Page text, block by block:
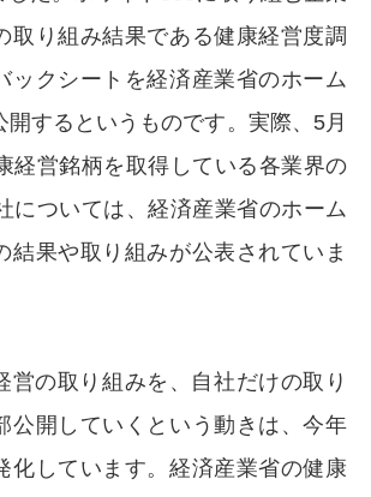
取り組み結果である健康経営度調
ックシートを経済産業省のホーム
開するというものです。実際、5月
経営銘柄を取得している各業界の
については、経済産業省のホーム
結果や取り組みが公表されていま
営の取り組みを、自社だけの取り
公開していくという動きは、今年
化しています。経済産業省の健康